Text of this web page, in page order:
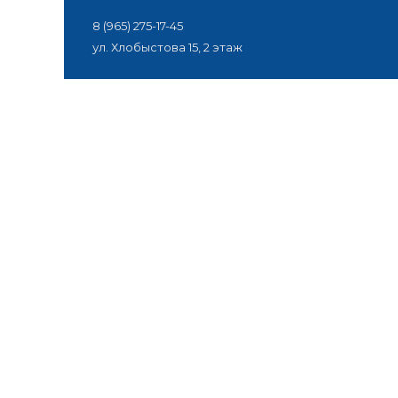
8 (965) 275-17-45
ул. Хлобыстова 15, 2 этаж